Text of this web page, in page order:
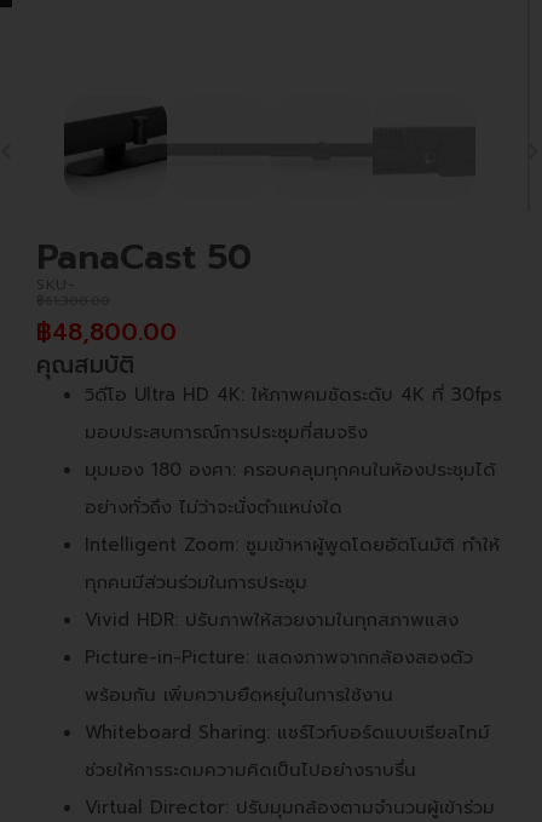
PanaCast 50
฿48,800.00
คุณสมบัติ
วิดีโอ Ultra HD 4K: ให้ภาพคมชัดระดับ 4K ที่ 30fps
มอบประสบการณ์การประชุมที่สมจริง
มุมมอง 180 องศา: ครอบคลุมทุกคนในห้องประชุมได้
อย่างทั่วถึง ไม่ว่าจะนั่งตำแหน่งใด
Intelligent Zoom: ซูมเข้าหาผู้พูดโดยอัตโนมัติ ทำให้
ทุกคนมีส่วนร่วมในการประชุม
Vivid HDR: ปรับภาพให้สวยงามในทุกสภาพแสง
Picture-in-Picture: แสดงภาพจากกล้องสองตัว
พร้อมกัน เพิ่มความยืดหยุ่นในการใช้งาน
Whiteboard Sharing: แชร์ไวท์บอร์ดแบบเรียลไทม์
ช่วยให้การระดมความคิดเป็นไปอย่างราบรื่น
Virtual Director: ปรับมุมกล้องตามจำนวนผู้เข้าร่วม